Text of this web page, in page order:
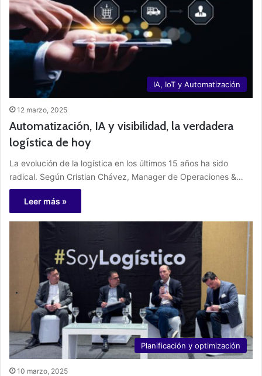
IA, IoT y Automatización
12 marzo, 2025
Automatización, IA y visibilidad, la verdadera
logística de hoy
La evolución de la logística en los últimos 15 años ha sido
radical. Según Cristian Chávez, Manager de Operaciones &…
Leer más »
Planificación y optimización
10 marzo, 2025